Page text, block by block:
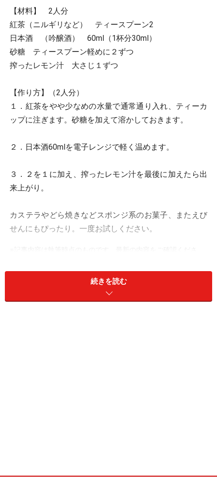
【材料】 2人分
紅茶（ニルギリなど） ティースプーン2
日本酒 （吟醸酒） 60ml（1杯分30ml）
砂糖 ティースプーン軽めに２ずつ
搾ったレモン汁 大さじ１ずつ
【作り方】（2人分）
１．紅茶をやや少なめの水量で通常通り入れ、ティーカ
ップに注ぎます。砂糖を加えて溶かしておきます。
２．日本酒60mlを電子レンジで軽く温めます。
３．２を１に加え、搾ったレモン汁を最後に加えたら出
来上がり。
カステラやどら焼きなどスポンジ系のお菓子、またえび
せんにもぴったり。一度お試しください。
続きを読む